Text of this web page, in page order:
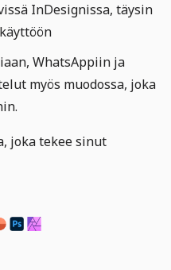
InDesignissa, täysin
WhatsAppiin ja
myös muodossa, joka
joka tekee sinut